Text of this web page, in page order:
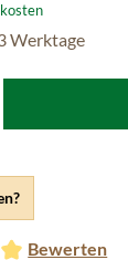
Bewerten
Werktage